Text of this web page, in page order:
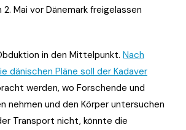
Mai vor Dänemark freigelassen
in den Mittelpunkt. Nach
dänischen Pläne soll der Kadaver
werden, wo Forschende und
nehmen und den Körper untersuchen
Transport nicht, könnte die